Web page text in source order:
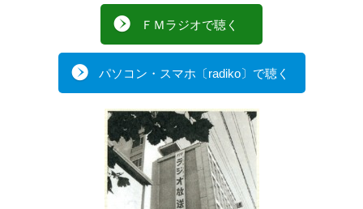
ＦＭラジオで聴く
パソコン・スマホ〔radiko〕で聴く